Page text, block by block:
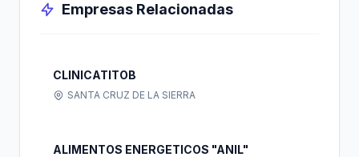
Empresas Relacionadas
CLINICATITOB
SANTA CRUZ DE LA SIERRA
ALIMENTOS ENERGETICOS "ANIL"